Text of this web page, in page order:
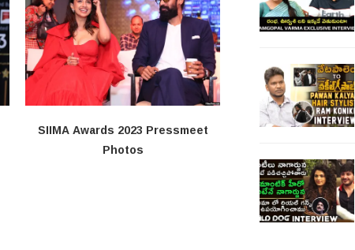
SIIMA Awards 2023 Pressmeet
Photos